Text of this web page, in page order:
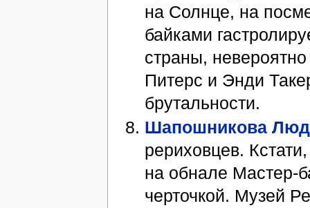
на Солнце, на
байками
страны,
Питерс и Энди
брутальности.
Шапошникова
рериховцев.
на обнале Мастер-
черточкой. Музей